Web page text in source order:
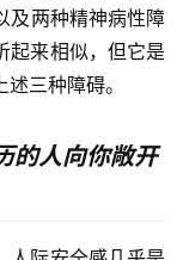
及两种精神病性障
来相似，但它是
三种障碍。
的人向你敞开